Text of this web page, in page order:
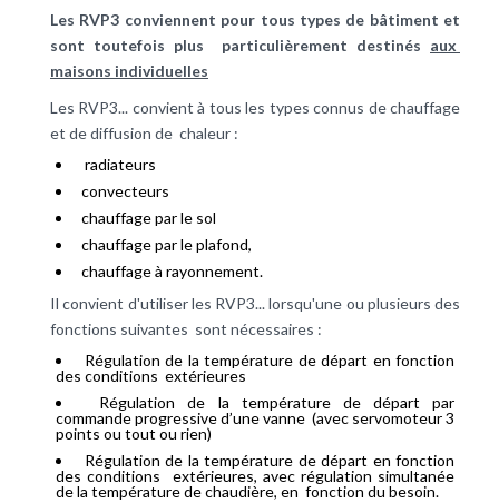
Les RVP3 conviennent pour tous types de bâtiment et
sont toutefois plus particulièrement destinés aux
maisons individuelles
Les RVP3... convient à tous les types connus de chauffage
et de diffusion de chaleur :
radiateurs
convecteurs
chauffage par le sol
chauffage par le plafond,
chauffage à rayonnement.
Il convient d'utiliser les RVP3... lorsqu'une ou plusieurs des
fonctions suivantes sont nécessaires :
Régulation de la température de départ en fonction
des conditions extérieures
Régulation de la température de départ par
commande progressive d’une vanne (avec servomoteur 3
points ou tout ou rien)
Régulation de la température de départ en fonction
des conditions extérieures, avec régulation simultanée
de la température de chaudière, en fonction du besoin.